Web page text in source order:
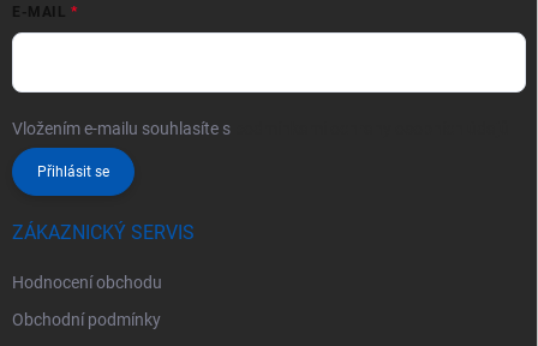
E-MAIL
Vložením e-mailu souhlasíte s
Přihlásit se
ZÁKAZNICKÝ SERVIS
Hodnocení obchodu
Obchodní podmínky